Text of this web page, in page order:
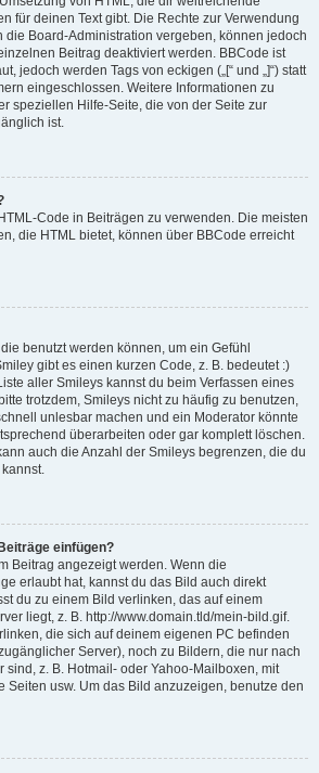
für deinen Text gibt. Die Rechte zur Verwendung
die Board-Administration vergeben, können jedoch
Beitrag deaktiviert werden. BBCode ist
jedoch werden Tags von eckigen („[“ und „]“) statt
eingeschlossen. Weitere Informationen zu
speziellen Hilfe-Seite, die von der Seite zur
ist.
Code in Beiträgen zu verwenden. Die meisten
die HTML bietet, können über BBCode erreicht
benutzt werden können, um ein Gefühl
gibt es einen kurzen Code, z. B. bedeutet :)
aller Smileys kannst du beim Verfassen eines
trotzdem, Smileys nicht zu häufig zu benutzen,
unlesbar machen und ein Moderator könnte
überarbeiten oder gar komplett löschen.
auch die Anzahl der Smileys begrenzen, die du
einfügen?
Beitrag angezeigt werden. Wenn die
erlaubt hat, kannst du das Bild auch direkt
du zu einem Bild verlinken, das auf einem
liegt, z. B. http://www.domain.tld/mein-bild.gif.
die sich auf deinem eigenen PC befinden
Server), noch zu Bildern, die nur nach
sind, z. B. Hotmail- oder Yahoo-Mailboxen, mit
Seiten usw. Um das Bild anzuzeigen, benutze den